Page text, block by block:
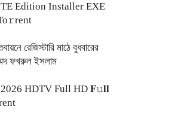
Edition Installer EXE
রেজিস্টারি মাঠে বুধবারের
ফখরুল ইসলাম
HDTV Full HD 𝐅𝚞𝐥𝐥